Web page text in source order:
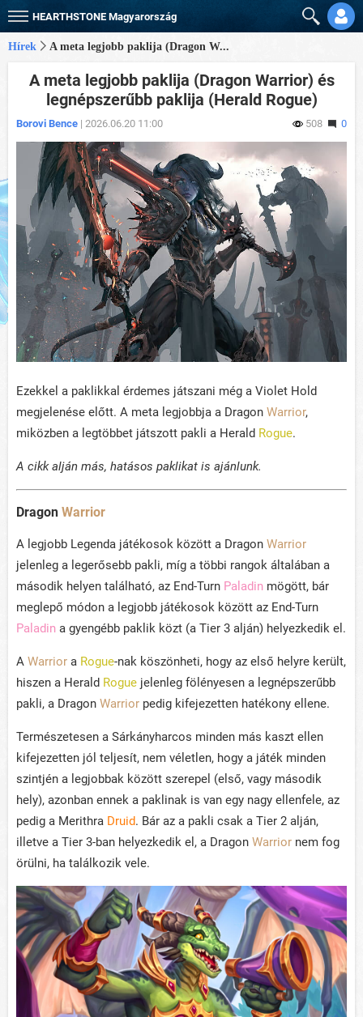
HEARTHSTONE Magyarország
Hírek A meta legjobb paklija (Dragon W...
A meta legjobb paklija (Dragon Warrior) és
legnépszerűbb paklija (Herald Rogue)
Borovi Bence | 2026.06.20 11:00 508 0
Ezekkel a paklikkal érdemes játszani még a Violet Hold
megjelenése előtt. A meta legjobbja a Dragon Warrior,
miközben a legtöbbet játszott pakli a Herald Rogue.
A cikk alján más, hatásos paklikat is ajánlunk.
Dragon Warrior
A legjobb Legenda játékosok között a Dragon Warrior
jelenleg a legerősebb pakli, míg a többi rangok általában a
második helyen található, az End-Turn Paladin mögött, bár
meglepő módon a legjobb játékosok között az End-Turn
Paladin a gyengébb paklik közt (a Tier 3 alján) helyezkedik el.
A Warrior a Rogue-nak köszönheti, hogy az első helyre került,
hiszen a Herald Rogue jelenleg fölényesen a legnépszerűbb
pakli, a Dragon Warrior pedig kifejezetten hatékony ellene.
Természetesen a Sárkányharcos minden más kaszt ellen
kifejezetten jól teljesít, nem véletlen, hogy a játék minden
szintjén a legjobbak között szerepel (első, vagy második
hely), azonban ennek a paklinak is van egy nagy ellenfele, az
pedig a Merithra Druid. Bár az a pakli csak a Tier 2 alján,
illetve a Tier 3-ban helyezkedik el, a Dragon Warrior nem fog
örülni, ha találkozik vele.